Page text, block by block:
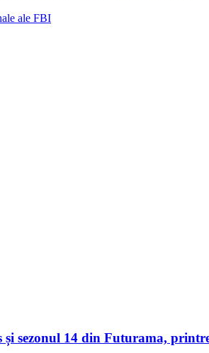
ale FBI
sezonul 14 din Futurama,